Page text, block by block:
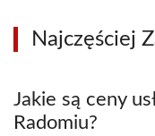
Najczęściej
Jakie są ceny
Radomiu?